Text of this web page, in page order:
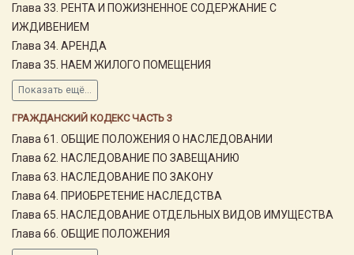
Глава 33. РЕНТА И ПОЖИЗНЕННОЕ СОДЕРЖАНИЕ С
ИЖДИВЕНИЕМ
Глава 34. АРЕНДА
Глава 35. НАЕМ ЖИЛОГО ПОМЕЩЕНИЯ
Показать ещё...
ГРАЖДАНСКИЙ КОДЕКС ЧАСТЬ 3
Глава 61. ОБЩИЕ ПОЛОЖЕНИЯ О НАСЛЕДОВАНИИ
Глава 62. НАСЛЕДОВАНИЕ ПО ЗАВЕЩАНИЮ
Глава 63. НАСЛЕДОВАНИЕ ПО ЗАКОНУ
Глава 64. ПРИОБРЕТЕНИЕ НАСЛЕДСТВА
Глава 65. НАСЛЕДОВАНИЕ ОТДЕЛЬНЫХ ВИДОВ ИМУЩЕСТВА
Глава 66. ОБЩИЕ ПОЛОЖЕНИЯ